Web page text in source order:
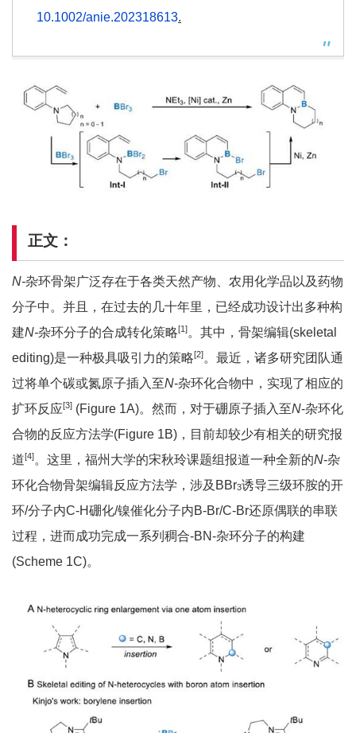
10.1002/anie.202318613.
正文：
N-杂环骨架广泛存在于各类天然产物、农用化学品以及药物
分子中。并且，在过去的几十年里，已经成功设计出多种构
建N-杂环分子的合成转化策略[1]。其中，骨架编辑(skeletal
editing)是一种极具吸引力的策略[2]。最近，诸多研究团队通
过将单个碳或氮原子插入至N-杂环化合物中，实现了相应的
扩环反应[3] (Figure 1A)。然而，对于硼原子插入至N-杂环化
合物的反应方法学(Figure 1B)，目前却较少有相关的研究报
道[4]。这里，福州大学的宋秋玲课题组报道一种全新的N-杂
环化合物骨架编辑反应方法学，涉及BBr3诱导三级环胺的开
环/分子内C-H硼化/镍催化分子内B-Br/C-Br还原偶联的串联
过程，进而成功完成一系列稠合-BN-杂环分子的构建
(Scheme 1C)。